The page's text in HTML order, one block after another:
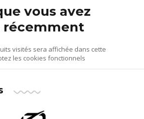
vous avez
récemment
visités sera affichée dans cette
les cookies fonctionnels